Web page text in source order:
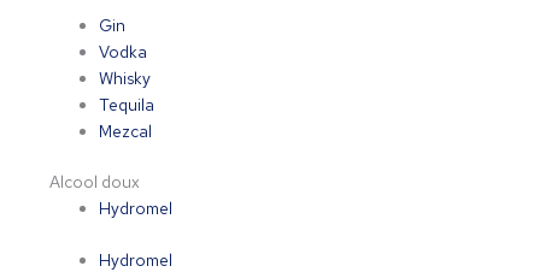
Gin
Vodka
Whisky
Tequila
Mezcal
Alcool doux
Hydromel
Hydromel